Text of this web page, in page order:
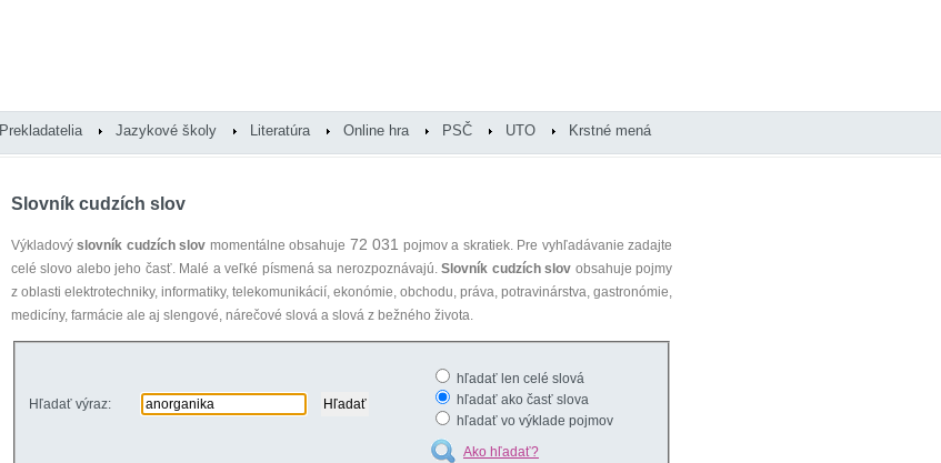
Prekladatelia Jazykové školy Literatúra Online hra PSČ UTO Krstné mená
Slovník cudzích slov
Výkladovýslovník cudzích slov momentálne obsahuje 72 031 pojmov a skratiek. Pre vyhľadávanie zadajte
celé slovo alebo jeho časť. Malé a veľké písmená sa nerozpoznávajú.Slovník cudzích slov obsahuje pojmy
z oblasti elektrotechniky, informatiky, telekomunikácií, ekonómie, obchodu, práva, potravinárstva, gastronómie,
medicíny, farmácie ale aj slengové, nárečové slová a slová z bežného života.
Hľadať výraz:
hľadať len celé slová
hľadať ako časť slova
hľadať vo výklade pojmov
Ako hľadať?